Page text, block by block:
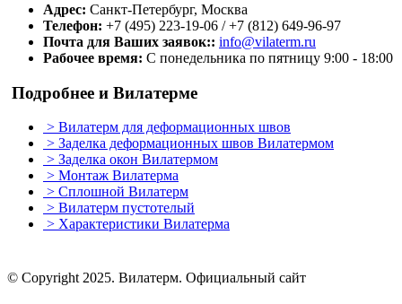
Адрес: Санкт-Петербург, Москва
Телефон: +7 (495) 223-19-06 / +7 (812) 649-96-97
Почта для Ваших заявок:: info@vilaterm.ru
Рабочее время: С понедельника по пятницу 9:00 - 18:00
Подробнее и Вилатерме
> Вилатерм для деформационных швов
> Заделка деформационных швов Вилатермом
> Заделка окон Вилатермом
> Монтаж Вилатерма
> Сплошной Вилатерм
> Вилатерм пустотелый
> Характеристики Вилатерма
© Сopyright 2025. Вилатерм. Официальный сайт